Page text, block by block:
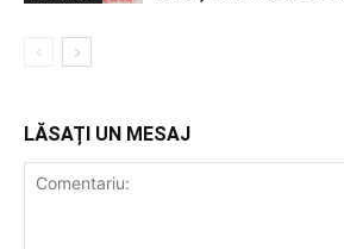
LĂSAȚI UN MESAJ